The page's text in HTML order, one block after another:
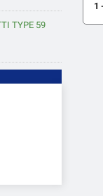
TYPE 59
1